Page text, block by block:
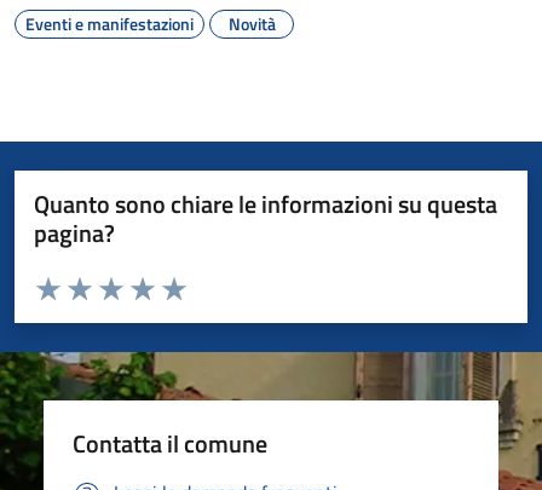
Eventi e manifestazioni
Novità
Quanto sono chiare le informazioni su questa
pagina?
Valuta da 1 a 5 stelle la pagina
Valuta 5 stelle su 5
Valuta 4 stelle su 5
Valuta 3 stelle su 5
Valuta 2 stelle su 5
Valuta 1 stelle su 5
Contatta il comune